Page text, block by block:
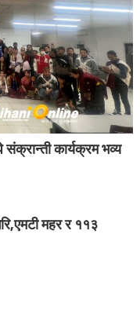
संक्रान्ती कार्यक्रम भव्य
महर र ११३